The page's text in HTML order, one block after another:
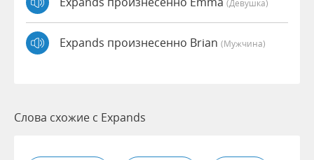
(девушка)
Expands произнесенно Brian (мужчина)
Слова схожие с Expands